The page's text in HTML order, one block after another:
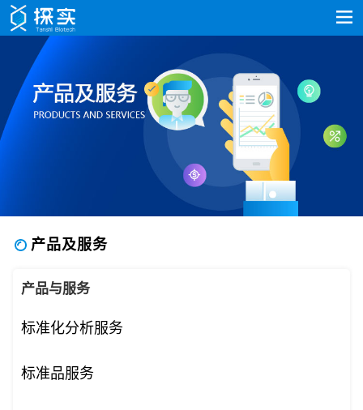
产品及服务
产品与服务
标准化分析服务
标准品服务